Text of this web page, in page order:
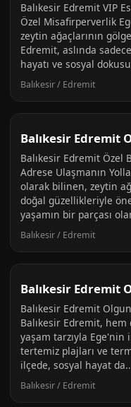
Balıkesir Edremit VIP
Özel Misafirperverlik
zeytin ağaçlarının
Edremit, aslında
hayatı ve sosyal
Balıkesir / Edremit
Balıkesir Edremit
Balıkesir Edremit Özel
Adrese Ulaşmanın
olarak bilinen, zeytin
doğal güzellikleriyle
yaşamın bir parçası
Balıkesir / Edremit
Balıkesir Edremit
Balıkesir Edremit
Balıkesir Edremit,
yaşam tarzıyla
tertemiz plajları ve
ilçede, sosyal hayat
Balıkesir / Edremit